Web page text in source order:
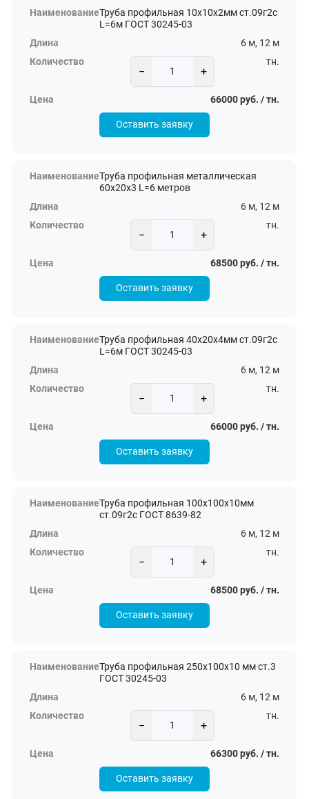
Труба профильная 10х10х2мм ст.09г2с
L=6м ГОСТ 30245-03
6 м, 12 м
− +
тн.
66000 руб. / тн.
Оставить заявку
Труба профильная металлическая
60х20х3 L=6 метров
6 м, 12 м
− +
тн.
68500 руб. / тн.
Оставить заявку
Труба профильная 40х20х4мм ст.09г2с
L=6м ГОСТ 30245-03
6 м, 12 м
− +
тн.
66000 руб. / тн.
Оставить заявку
Труба профильная 100х100х10мм
ст.09г2с ГОСТ 8639-82
6 м, 12 м
− +
тн.
68500 руб. / тн.
Оставить заявку
Труба профильная 250х100х10 мм ст.3
ГОСТ 30245-03
6 м, 12 м
− +
тн.
66300 руб. / тн.
Оставить заявку